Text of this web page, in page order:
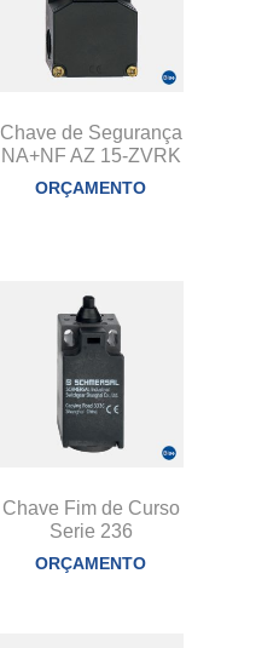
Chave de Segurança
NA+NF AZ 15-ZVRK
ORÇAMENTO
Chave Fim de Curso
Serie 236
ORÇAMENTO